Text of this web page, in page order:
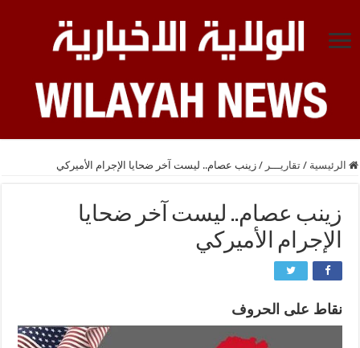
الرئيسية / تقاريـــر / زينب عصام.. ليست آخر ضحايا الإجرام الأميركي
زينب عصام.. ليست آخر ضحايا
الإجرام الأميركي
نقاط على الحروف